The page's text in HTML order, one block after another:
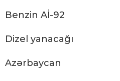
Benzin Aİ-92
Dizel yanacağı
Azərbaycan